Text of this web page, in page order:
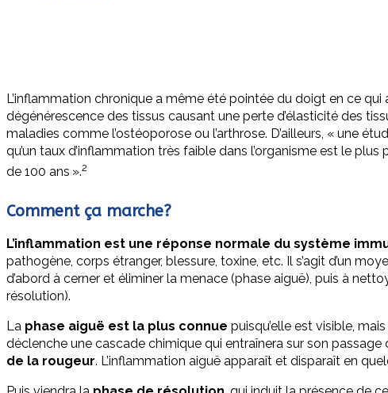
L’inflammation chronique a même été pointée du doigt en ce
dégénérescence des tissus causant une perte d’élasticité des
maladies comme l’ostéoporose ou l’arthrose. D’ailleurs, « une
qu’un taux d’inflammation très faible dans l’organisme est le
de 100 ans ».2
Comment ça marche?
L’inflammation est une réponse normale du système
pathogène, corps étranger, blessure, toxine, etc. Il s’agit d’un
d’abord à cerner et éliminer la menace (phase aiguë), puis à
résolution).
La phase aiguë est la plus connue puisqu’elle est visible,
déclenche une cascade chimique qui entraînera sur son passage
de la rougeur. L’inflammation aiguë apparaît et disparaît en